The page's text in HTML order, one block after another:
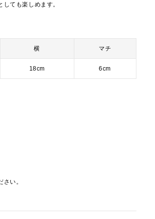
ても楽しめます。
横 マチ
18cm 6cm
さい。